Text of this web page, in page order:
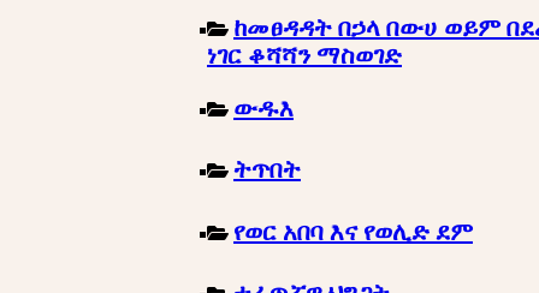
ከመፀዳዳት በኃላ በውሀ ወይም
ነገር ቆሻሻን ማስወገድ
ውዱእ
ትጥበት
የወር አበባ እና የወሊድ ደም